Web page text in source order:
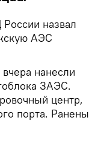
назвал
АЭС
нанесли
ЗАЭС.
центр,
порта. Ранены